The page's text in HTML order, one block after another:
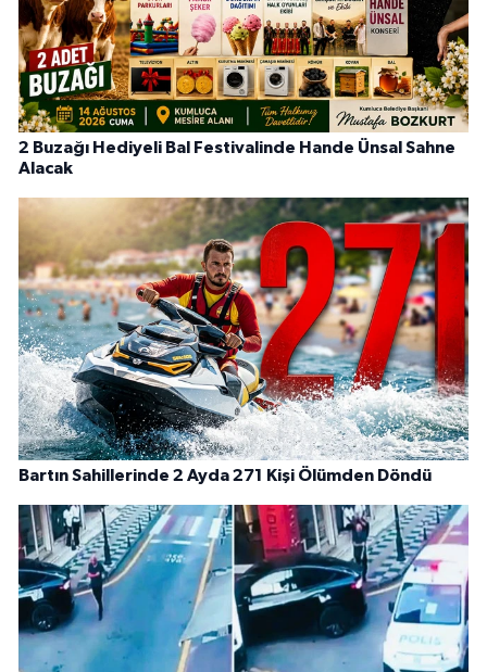
2 Buzağı Hediyeli Bal Festivalinde Hande Ünsal Sahne
Alacak
Bartın Sahillerinde 2 Ayda 271 Kişi Ölümden Döndü